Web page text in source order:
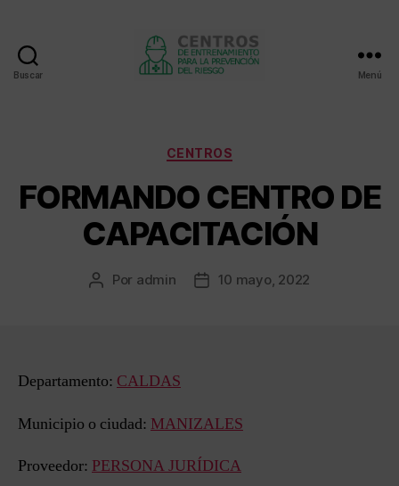
Buscar Menú
Categorías
CENTROS
FORMANDO CENTRO DE
CAPACITACIÓN
Autor
Por admin
Fecha10 mayo, 2022
Departamento: CALDAS
Municipio o ciudad: MANIZALES
Proveedor: PERSONA JURÍDICA